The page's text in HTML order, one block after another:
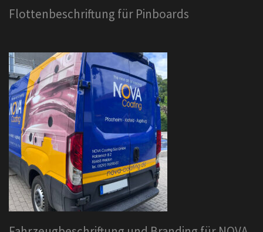
Flottenbeschriftung für Pinboards